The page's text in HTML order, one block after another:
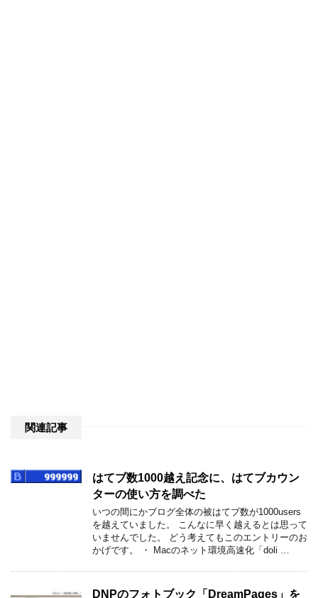
関連記事
はてブ数1000越え記念に、はてブカウン
ターの使い方を調べた
いつの間にかブログ全体の被はてブ数が1000users
を越えていました。 こんなに早く越えるとは思って
いませんでした。 どう考えてもこのエントリーのお
かげです。 ・ Macのネット環境高速化「doli …
DNPのフォトブック「DreamPages」を